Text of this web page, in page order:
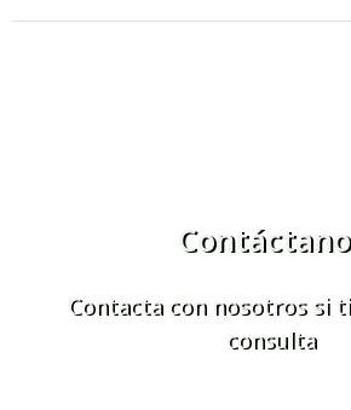
Contacta con nosotros si
consulta